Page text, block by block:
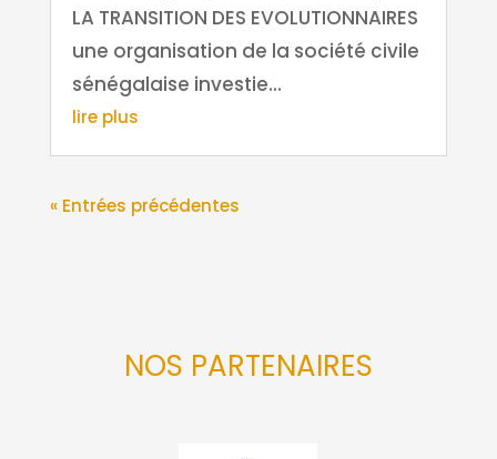
LA TRANSITION DES EVOLUTIONNAIRES
une organisation de la société civile
sénégalaise investie...
lire plus
« Entrées précédentes
NOS PARTENAIRES